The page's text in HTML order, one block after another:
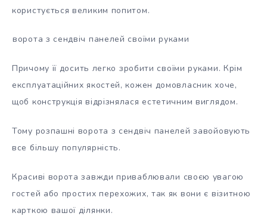
користується великим попитом.
ворота з сендвіч панелей своїми руками
Причому її досить легко зробити своїми руками. Крім
експлуатаційних якостей, кожен домовласник хоче,
щоб конструкція відрізнялася естетичним виглядом.
Тому розпашні ворота з сендвіч панелей завойовують
все більшу популярність.
Красиві ворота завжди приваблювали своєю увагою
гостей або простих перехожих, так як вони є візитною
карткою вашої ділянки.